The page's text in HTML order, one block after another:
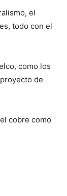
el
todo con el
como los
de
cobre como